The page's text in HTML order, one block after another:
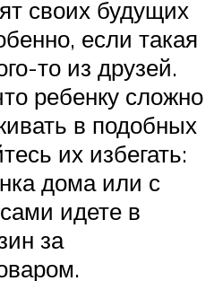
своих будущих
если такая
то из друзей.
ребенку сложно
в подобных
их избегать:
дома или с
идете в
за